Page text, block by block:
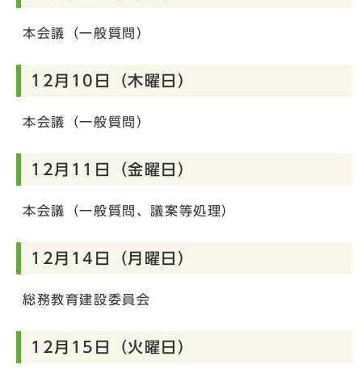
本会議（一般質問）
12月10日（木曜日）
本会議（一般質問）
12月11日（金曜日）
本会議（一般質問、議案等処理）
12月14日（月曜日）
総務教育建設委員会
12月15日（火曜日）